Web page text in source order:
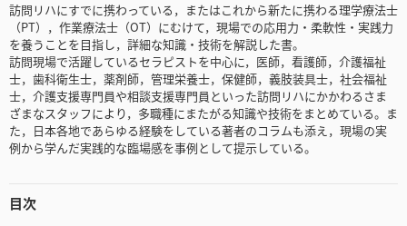
訪問リハにすでに携わっている，またはこれから新たに携わる理学療法士
（PT），作業療法士（OT）にむけて，現場での応用力・柔軟性・実践力
を養うことを目指し，詳細な知識・技術を解説した書。
訪問現場で活躍しているセラピストを中心に，医師，看護師，介護福祉
士，歯科衛生士，薬剤師，管理栄養士，保健師，義肢装具士，社会福祉
士，介護支援専門員や相談支援専門員といった訪問リハにかかわるさま
ざまなスタッフにより，多職種にまたがる知識や技術をまとめている。ま
た，日本各地であらゆる経験をしている著者のコラムも添え，現場の実
例から学んだ実践的な臨場感を事例として提示している。
目次